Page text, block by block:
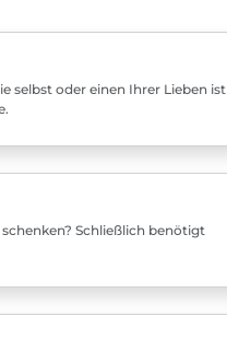
selbst oder einen Ihrer Lieben ist
Schließlich benötigt